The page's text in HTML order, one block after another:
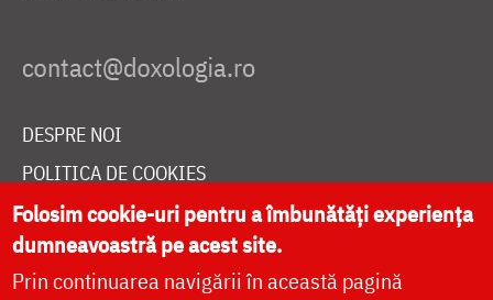
DESPRE NOI
POLITICA DE COOKIES
DONEAZĂ ONLINE PENTRU CATEDRALA NAȚIONALĂ
LIVE
Folosim cookie-uri pentru a îmbunătăți experiența
dumneavoastră pe acest site.
Prin continuarea navigării în această pagină